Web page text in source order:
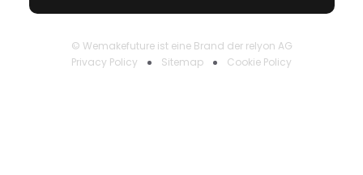
© Wemakefuture ist eine Brand der relyon AG
Privacy Policy
Sitemap Cookie Policy